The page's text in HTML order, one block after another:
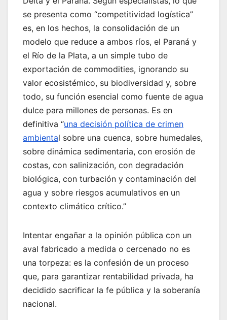
se presenta como “competitividad logística”
es, en los hechos, la consolidación de un
modelo que reduce a ambos ríos, el Paraná y
el Río de la Plata, a un simple tubo de
exportación de commodities, ignorando su
valor ecosistémico, su biodiversidad y, sobre
todo, su función esencial como fuente de agua
dulce para millones de personas. Es en
definitiva “una decisión política de crimen
ambiental sobre una cuenca, sobre humedales,
sobre dinámica sedimentaria, con erosión de
costas, con salinización, con degradación
biológica, con turbación y contaminación del
agua y sobre riesgos acumulativos en un
contexto climático crítico.”
Intentar engañar a la opinión pública con un
aval fabricado a medida o cercenado no es
una torpeza: es la confesión de un proceso
que, para garantizar rentabilidad privada, ha
decidido sacrificar la fe pública y la soberanía
nacional.